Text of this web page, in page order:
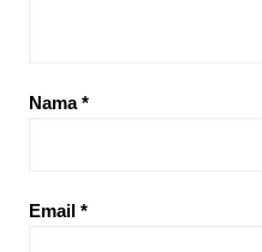
Nama*
Email *